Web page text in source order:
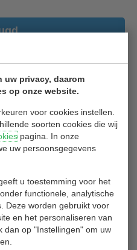
uw privacy, daarom
op onze website.
voor cookies instellen.
soorten cookies die wij
pagina. In onze
uw persoonsgegevens
u toestemming voor het
functionele, analytische
Deze worden gebruikt voor
en het personaliseren van
dan op "Instellingen" om uw
holes
holes
holes
met andere wedstrijden,
of op de woensdag avond.
hoe je moet aanmelden? Hoe
KlikHIER.